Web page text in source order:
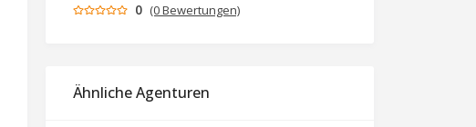
0 (0 Bewertungen)
Ähnliche Agenturen